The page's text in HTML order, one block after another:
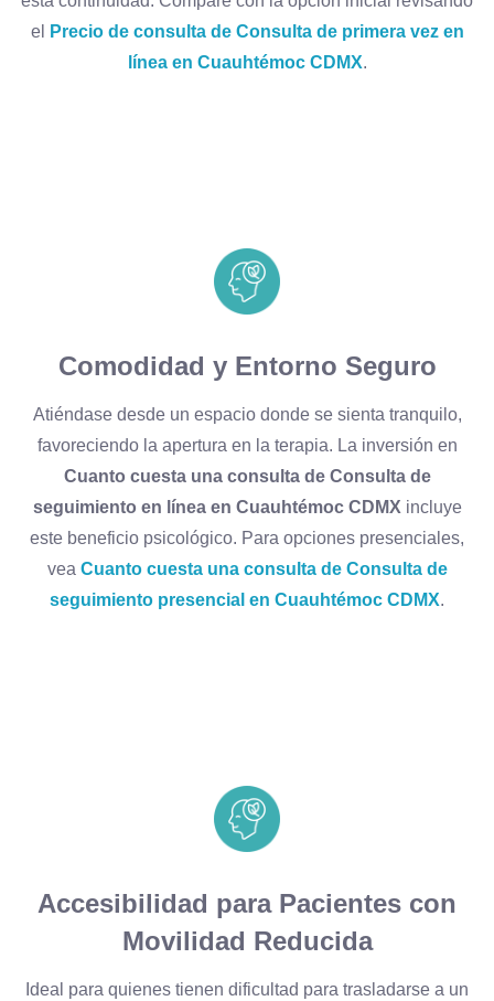
el
Precio de consulta de Consulta de primera vez en
línea en Cuauhtémoc CDMX.
Comodidad y Entorno Seguro
Atiéndase desde un espacio donde se sienta tranquilo,
favoreciendo la apertura en la terapia. La inversión en
Cuanto cuesta una consulta de Consulta de
seguimiento en línea en Cuauhtémoc CDMX incluye
este beneficio psicológico. Para opciones presenciales,
vea Cuanto cuesta una consulta de Consulta de
seguimiento presencial en Cuauhtémoc CDMX.
Accesibilidad para Pacientes con
Movilidad Reducida
Ideal para quienes tienen dificultad para trasladarse a un